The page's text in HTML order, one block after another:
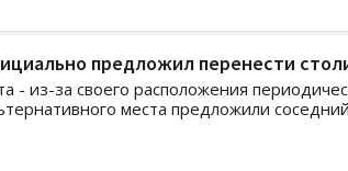
предложил перенести
- из-за своего расположения
места предложили соседний